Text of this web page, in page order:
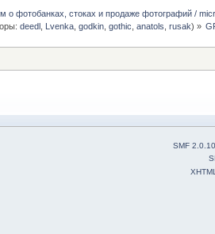
о фотобанках, стоках и продаже фотографий /
deedl Lvenka ,godkin ,gothic ,anatols ,rusak) »
SMF